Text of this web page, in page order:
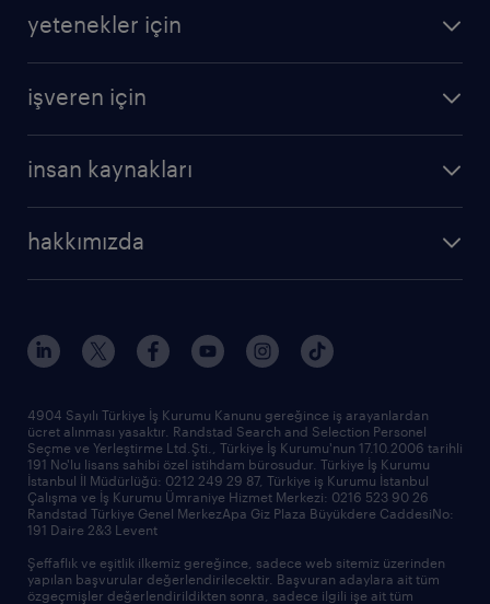
bize katılın
yetenekler için
profesyonel
işveren için
profesyonel
insan kaynakları
hakkımızda
tarihçe
sponsorluklarımız
haberler ve duyurular
ofislerimiz
4904 Sayılı Türkiye İş Kurumu Kanunu gereğince iş arayanlardan
ücret alınması yasaktır. Randstad Search and Selection Personel
Seçme ve Yerleştirme Ltd.Şti., Türkiye İş Kurumu'nun 17.10.2006 tarihli
191 No'lu lisans sahibi özel istihdam bürosudur. Türkiye İş Kurumu
İstanbul İl Müdürlüğü: 0212 249 29 87, Türkiye iş Kurumu İstanbul
Çalışma ve İş Kurumu Ümraniye Hizmet Merkezi: 0216 523 90 26
Randstad Türkiye Genel MerkezApa Giz Plaza Büyükdere CaddesiNo:
191 Daire 2&3 Levent
Şeffaflık ve eşitlik ilkemiz gereğince, sadece web sitemiz üzerinden
yapılan başvurular değerlendirilecektir. Başvuran adaylara ait tüm
özgeçmişler değerlendirildikten sonra, sadece ilgili işe ait tüm